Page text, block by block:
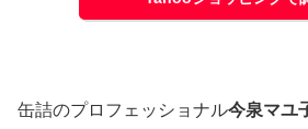
缶詰のプロフェッショナル今泉マユ